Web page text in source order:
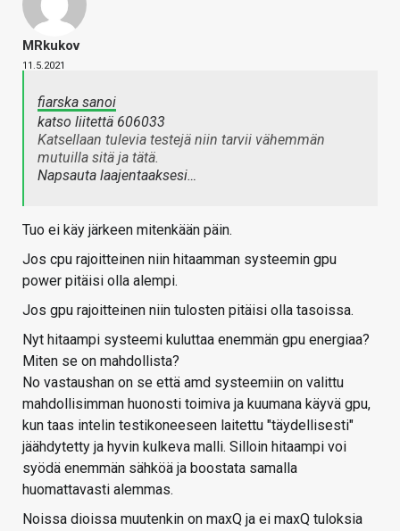
MRkukov
11.5.2021
fiarska sanoi
katso liitettä 606033
Katsellaan tulevia testejä niin tarvii vähemmän
mutuilla sitä ja tätä.
Napsauta laajentaaksesi…
Tuo ei käy järkeen mitenkään päin.
Jos cpu rajoitteinen niin hitaamman systeemin gpu
power pitäisi olla alempi.
Jos gpu rajoitteinen niin tulosten pitäisi olla tasoissa.
Nyt hitaampi systeemi kuluttaa enemmän gpu energiaa?
Miten se on mahdollista?
No vastaushan on se että amd systeemiin on valittu
mahdollisimman huonosti toimiva ja kuumana käyvä gpu,
kun taas intelin testikoneeseen laitettu "täydellisesti"
jäähdytetty ja hyvin kulkeva malli. Silloin hitaampi voi
syödä enemmän sähköä ja boostata samalla
huomattavasti alemmas.
Noissa dioissa muutenkin on maxQ ja ei maxQ tuloksia